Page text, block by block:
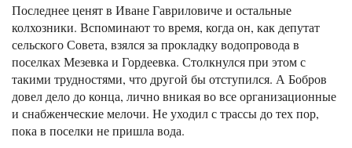
Последнее ценят в Иване Гавриловиче и остальные
колхозники. Вспоминают то время, когда он, как депутат
сельского Совета, взялся за прокладку водопровода в
поселках Мезевка и Гордеевка. Столкнулся при этом с
такими трудностями, что другой бы отступился. А Бобров
довел дело до конца, лично вникая во все организационные
и снабженческие мелочи. Не уходил с трассы до тех пор,
пока в поселки не пришла вода.